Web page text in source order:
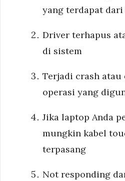
yang terdapat
Driver terhapus
di sistem
Terjadi crash
operasi yang
Jika laptop Anda
mungkin kabel
terpasang
Not responding